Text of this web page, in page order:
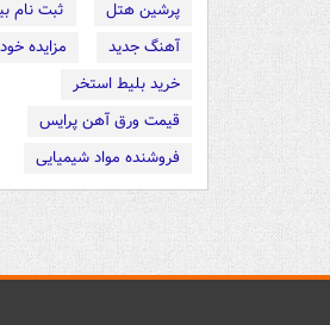
پرشین هتل
ثبت نام
آهنگ جدید
مزایده
خرید بلیط استخر
قیمت ورق آهن پرایس
فروشنده مواد شیمیایی